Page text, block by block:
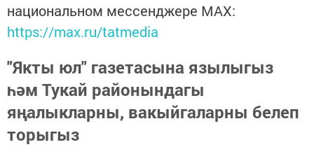
национальном мессенджере MАХ:
https://max.ru/tatmedia
"Якты юл" газетасына язылыгыз
һәм Тукай районындагы
яңалыкларны, вакыйгаларны белеп
торыгыз